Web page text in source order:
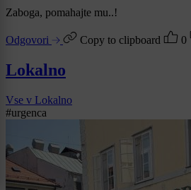
Zaboga, pomahajte mu..!
Odgovori Copy to clipboard 0
Lokalno
Vse v Lokalno
#urgenca